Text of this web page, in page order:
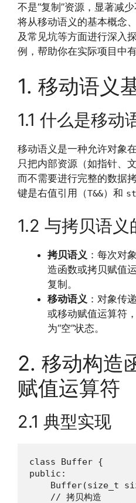
不是“复制”资源，显著减
将从移动语义的基本概念
及常见坑等方面进行深入
例，帮助你在实际项目中
1. 移动语义
1.1 什么是移动
移动语义是一种允许对象
只把内部资源（如指针、
而不需要进行完整的数据
键是右值引用（T&&）和
1.2 与拷贝语义
拷贝语义 ：每次对
造函数或拷贝赋值
复制。
移动语义 ：对象传
或移动赋值运算符
为“空”状态。
2. 移动构造
赋值运算符
2.1 典型实现
class Buffer {
public:
Buffer(size_t
    // 拷贝构造